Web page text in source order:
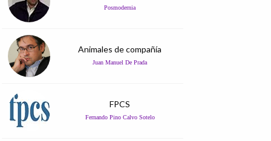
Posmodernia
Animales de compañía
Juan Manuel De Prada
FPCS
Fernando Pino Calvo Sotelo